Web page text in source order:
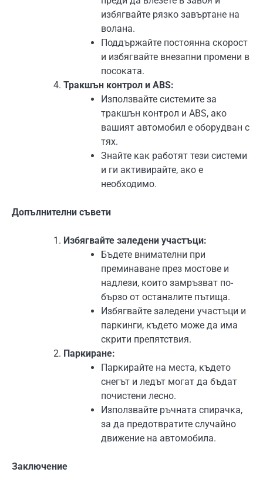
избягвайте рязко завъртане на
волана.
Поддържайте постоянна скорост
и избягвайте внезапни промени в
посоката.
Тракшън контрол и ABS:
Използвайте системите за
тракшън контрол и ABS, ако
вашият автомобил е оборудван с
тях.
Знайте как работят тези системи
и ги активирайте, ако е
необходимо.
Допълнителни съвети
Избягвайте заледени участъци:
Бъдете внимателни при
преминаване през мостове и
надлези, които замръзват по-
бързо от останалите пътища.
Избягвайте заледени участъци и
паркинги, където може да има
скрити препятствия.
Паркиране:
Паркирайте на места, където
снегът и ледът могат да бъдат
почистени лесно.
Използвайте ръчната спирачка,
за да предотвратите случайно
движение на автомобила.
Заключение